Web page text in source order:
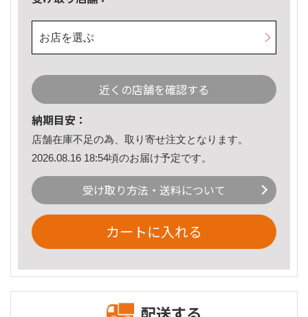
お店を選ぶ
近くの店舗を確認する
納期目安：
店舗在庫不足の為、取り寄せ注文となります。
2026.08.16 18:54頃のお届け予定です。
受け取り方法・送料について
カートに入れる